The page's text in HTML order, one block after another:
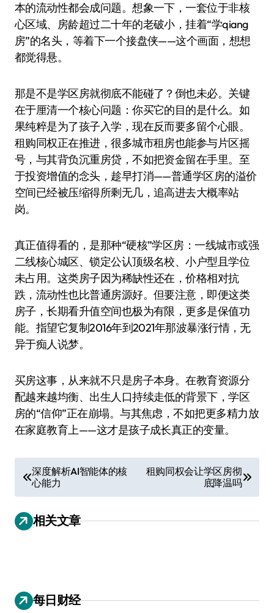
本的流动性都会成问题。想象一下，一套位于非核
心区域、房龄超过二十年的老破小，挂着“学qiang
房”的名头，等着下一个接盘侠——这个画面，想想
都觉得悬。
那是不是学区房就彻底不能碰了？倒也未必。关键
在于厘清一个核心问题：你买它的目的是什么。如
果纯粹是为了孩子入学，现在反而要多留个心眼。
租购同权正在推进，很多城市租房也能参与片区摇
号，与其背负沉重房贷，不如把资金留在手里。至
于投资增值的念头，趁早打消——普通学区房的溢价
空间已经被压缩得所剩无几，追高进去大概率站
岗。
真正值得看的，是那种“硬核”学区房：一线城市或强
二线核心城区、锁定公认顶级名校、小户型且学位
未占用。这类房子因为稀缺性还在，价格相对抗
跌，流动性也比普通房源好。但要注意，即便这类
房子，长期看升值空间也极为有限，更多是保值功
能。指望它复制2016年到2021年那波暴涨行情，无
异于痴人说梦。
买房这事，从来就不只是房子本身。在教育资源分
配越来越均衡、出生人口持续走低的背景下，学区
房的“信仰”正在崩塌。与其焦虑，不如把更多精力放
在家庭教育上——这才是孩子成长真正的变量。
章
导
航
深度解析AI智能体的核
心能力
租购同权会让学区房彻
底降温吗
相关文章
每日财经